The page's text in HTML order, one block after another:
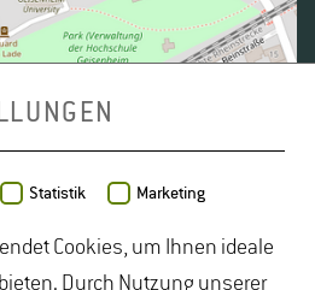
- Veröffentlicht unterODbL
| Gartenbau Studium|
Statistik Marketing
Cookies, um Ihnen ideale
Durch Nutzung unserer